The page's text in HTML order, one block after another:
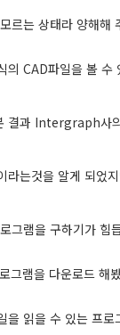
르는 상태라 양해해
의 CAD파일을 볼 수
결과 Intergraph사
라는것을 알게 되었
그램을 구하기가 힘
그램을 다운로드 해
을 읽을 수 있는 프